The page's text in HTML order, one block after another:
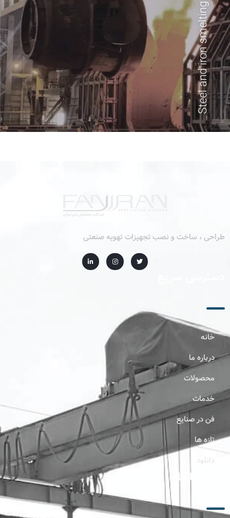
Steel and iron smelting
طراحی ، ساخت و نصب تجهیزات تهویه صنعتی
خانه
درباره ما
محصولات
خدمات
فن در صنایع
تازه ها
ارتباط با ما